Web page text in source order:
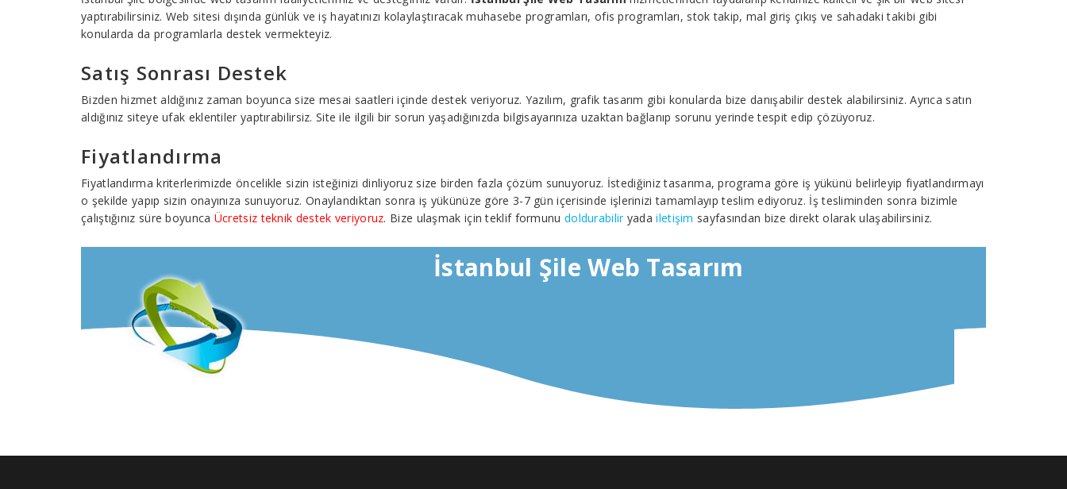
yaptırabilirsiniz. Web sitesi dışında günlük ve iş hayatınızı kolaylaştıracak muhasebe programları, ofis programları, stok takip, mal giriş çıkış ve sahadaki takibi gibi
konularda da programlarla destek vermekteyiz.
Satış Sonrası Destek
Bizden hizmet aldığınız zaman boyunca size mesai saatleri içinde destek veriyoruz. Yazılım, grafik tasarım gibi konularda bize danışabilir destek alabilirsiniz. Ayrıca satın
aldığınız siteye ufak eklentiler yaptırabilirsiz. Site ile ilgili bir sorun yaşadığınızda bilgisayarınıza uzaktan bağlanıp sorunu yerinde tespit edip çözüyoruz.
Fiyatlandırma
Fiyatlandırma kriterlerimizde öncelikle sizin isteğinizi dinliyoruz size birden fazla çözüm sunuyoruz. İstediğiniz tasarıma, programa göre iş yükünü belirleyip fiyatlandırmayı
o şekilde yapıp sizin onayınıza sunuyoruz. Onaylandıktan sonra iş yükünüze göre 3-7 gün içerisinde işlerinizi tamamlayıp teslim ediyoruz. İş tesliminden sonra bizimle
çalıştığınız süre boyunca Ücretsiz teknik destek veriyoruz. Bize ulaşmak için teklif formunu doldurabiliryadailetişim sayfasından bize direkt olarak ulaşabilirsiniz.
İstanbul Şile Web Tasarım